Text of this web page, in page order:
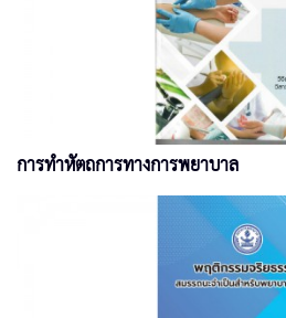
การทำหัตถการทางการพยาบาล